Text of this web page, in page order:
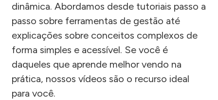
dinâmica. Abordamos desde tutoriais passo a
passo sobre ferramentas de gestão até
explicações sobre conceitos complexos de
forma simples e acessível. Se você é
daqueles que aprende melhor vendo na
prática, nossos vídeos são o recurso ideal
para você.